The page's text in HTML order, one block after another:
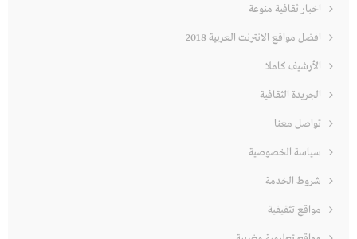
اخبار ثقافية منوعة
افضل مواقع الانترنت العربية 2018
الأرشيف كاملا
الجريدة الثقافية
تواصل معنا
سياسة الخصوصية
شروط الخدمة
مواقع تثقيفية